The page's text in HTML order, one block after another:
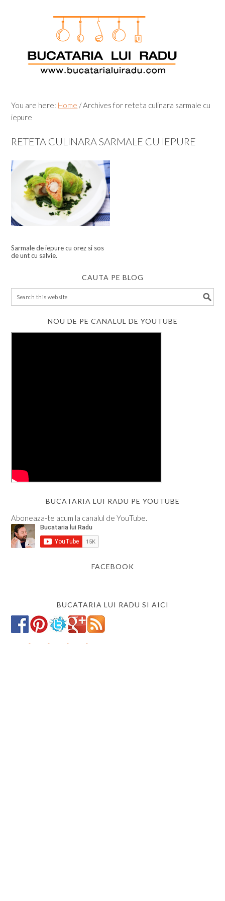
You are here: Home /Archives for reteta culinara sarmale cu
iepure
RETETA CULINARA SARMALE CU IEPURE
Sarmale de iepure cu orez si sos
de unt cu salvie.
CAUTA PE BLOG
NOU DE PE CANALUL DE YOUTUBE
BUCATARIA LUI RADU PE YOUTUBE
Aboneaza-te acum la canalul de YouTube.
FACEBOOK
BUCATARIA LUI RADU SI AICI